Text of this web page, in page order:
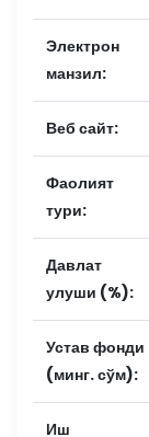
Электрон
манзил:
Веб сайт:
Фаолият
тури:
Давлат
улуши (%):
Устав фонди
(минг. сўм):
Иш